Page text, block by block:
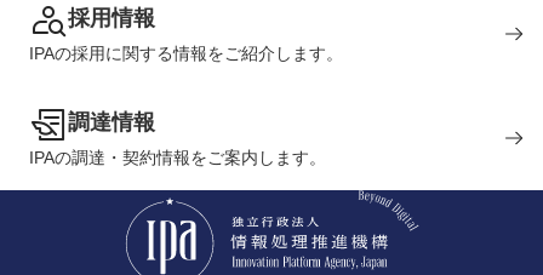
採用情報
IPAの採用に関する情報をご紹介します。
調達情報
IPAの調達・契約情報をご案内します。